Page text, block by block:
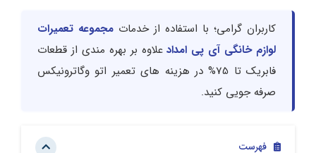
کاربران گرامی؛ با استفاده از خدمات مجموعه تعمیرات
لوازم خانگی آی پی امدادعلاوه بر بهره مندی از قطعات
فابریک تا 75% در هزینه های تعمیر اتو وگاترونیکس
صرفه جویی کنید.
فهرست